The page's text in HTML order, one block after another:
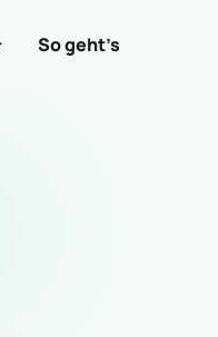
So geht’s